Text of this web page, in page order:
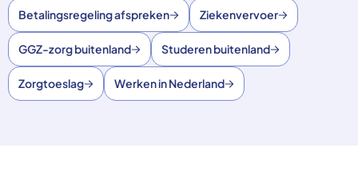
Betalingsregeling afspreken Ziekenvervoer
GGZ-zorg buitenland Studeren buitenland
Zorgtoeslag Werken in Nederland